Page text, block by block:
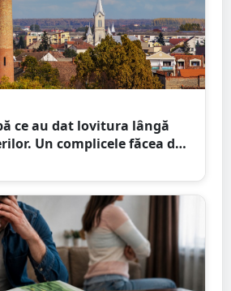
ce au dat lovitura lângă
Un complicele făcea de